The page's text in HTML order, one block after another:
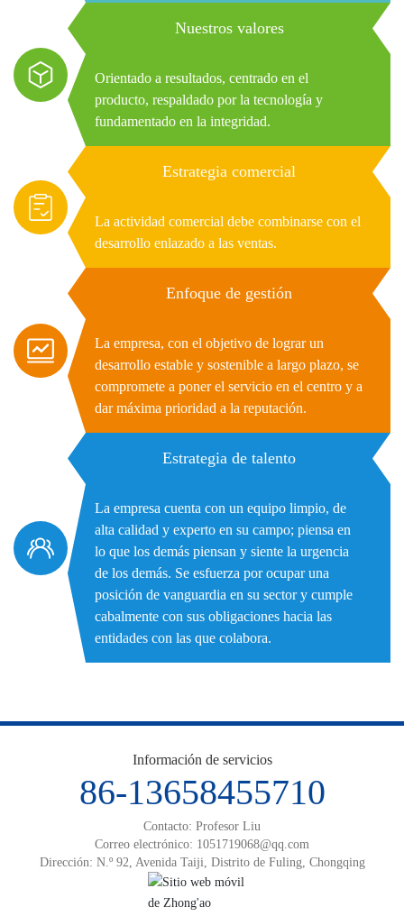
Nuestros valores
Orientado a resultados, centrado en el
producto, respaldado por la tecnología y
fundamentado en la integridad.
Estrategia comercial
La actividad comercial debe combinarse con el
desarrollo enlazado a las ventas.
Enfoque de gestión
La empresa, con el objetivo de lograr un
desarrollo estable y sostenible a largo plazo, se
compromete a poner el servicio en el centro y a
dar máxima prioridad a la reputación.
Estrategia de talento
La empresa cuenta con un equipo limpio, de
alta calidad y experto en su campo; piensa en
lo que los demás piensan y siente la urgencia
de los demás. Se esfuerza por ocupar una
posición de vanguardia en su sector y cumple
cabalmente con sus obligaciones hacia las
entidades con las que colabora.
Información de servicios
86-13658455710
Contacto: Profesor Liu
Correo electrónico: 1051719068@qq.com
Dirección: N.º 92, Avenida Taiji, Distrito de Fuling, Chongqing